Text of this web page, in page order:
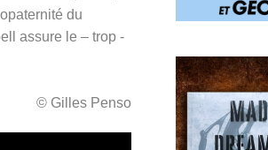
du
assure le – trop -
© Gilles Penso